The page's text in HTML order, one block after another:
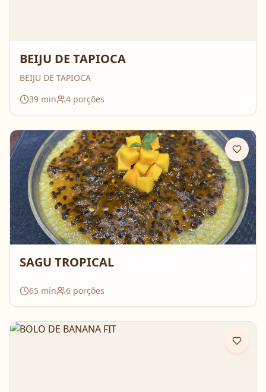
BEIJU DE TAPIOCA
BEIJU DE TAPIOCA
39 min 4 porções
SAGU TROPICAL
65 min 6 porções